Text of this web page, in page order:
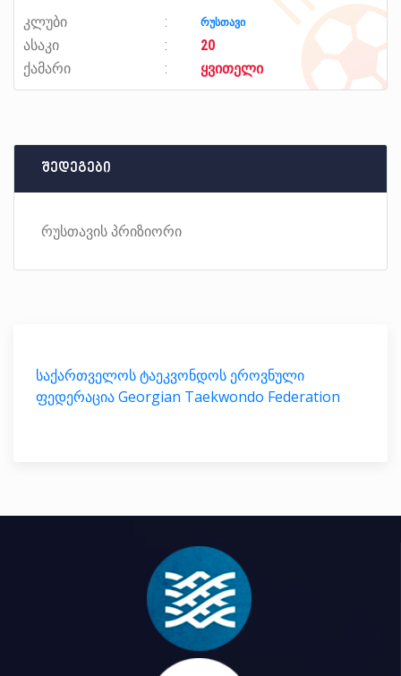
კლუბი რუსთავი
ასაკი
20
ქამარი
ყვითელი
შედეგები
რუსთავის პრიზიორი
საქართველოს ტაეკვონდოს ეროვნული
ფედერაცია Georgian Taekwondo Federation